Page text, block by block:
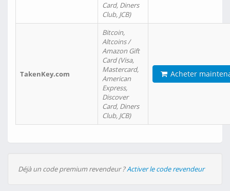
Card, Diners
Club, JCB)
TakenKey.com
Bitcoin,
Altcoins /
Amazon Gift
Card (Visa,
Mastercard,
American
Express,
Discover
Card, Diners
Club, JCB)
Acheter
Déjà un code premium revendeur ?Activer le code revendeur